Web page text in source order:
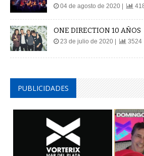
04 de agosto de 2020 |
ONE DIRECTION 10 AÑOS
23 de julio de 2020 | 3524
PUBLICIDADES